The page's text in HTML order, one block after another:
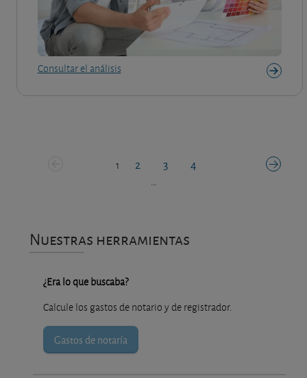
Consultar el análisis
1 2 3 4
…
Nuestras herramientas
¿Era lo que buscaba?
Calcule los gastos de notario y de registrador.
Gastos de notaría